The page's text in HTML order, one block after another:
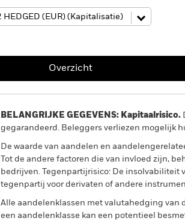
Overzicht
BELANGRIJKE GEGEVENS: Kapitaalrisico.
gegarandeerd. Beleggers verliezen mogelijk
De waarde van aandelen en
Tot de andere factoren die van invloed zijn,
bedrijven. Tegenpartijrisico: De insolvabiliteit
tegenpartij voor derivaten of andere
Alle aandelenklassen met valutahedging van
een aandelenklasse kan een potentieel